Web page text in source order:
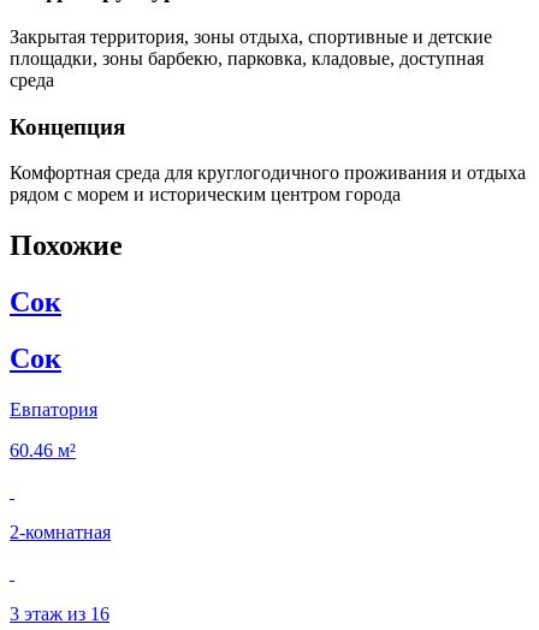
Закрытая территория, зоны отдыха, спортивные и детские
площадки, зоны барбекю, парковка, кладовые, доступная
среда
Концепция
Комфортная среда для круглогодичного проживания и отдыха
рядом с морем и историческим центром города
Похожие
Сок
Сок
Евпатория
60.46 м²
2‑комнатная
3 этаж из 16